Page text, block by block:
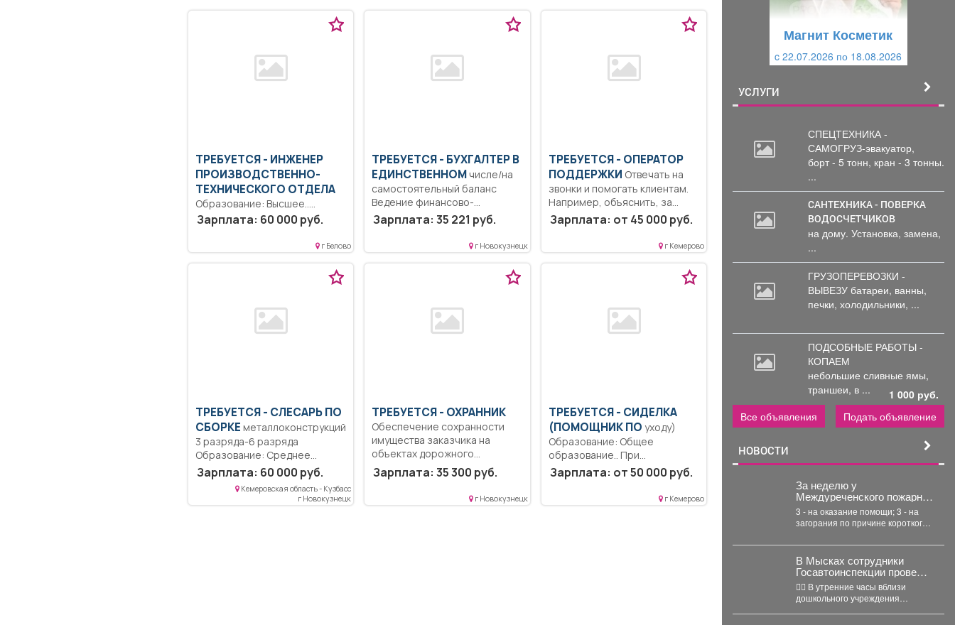
ТРЕБУЕТСЯ - ИНЖЕНЕР
ПРОИЗВОДСТВЕННО-
ТЕХНИЧЕСКОГО ОТДЕЛА
Образование: Высшее..
Организация, разработка и
контроль выполнения
предупредительных...
Зарплата: 60 000 руб.
г Белово
ТРЕБУЕТСЯ - БУХГАЛТЕР В
ЕДИНСТВЕННОМ числе/на
самостоятельный баланс
Ведение финансово-
хозяйственных операций,
учета обязательств и
Зарплата: 35 221 руб.
г Новокузнецк
ТРЕБУЕТСЯ - ОПЕРАТОР
ПОДДЕРЖКИ
звонки и помогать клиентам.
Например, объяснить, за...
Зарплата: от 45 000 руб.
г Кемерово
ТРЕБУЕТСЯ - СЛЕСАРЬ ПО
СБОРКЕ металлоконструкций
3 разряда-6 разряда
Образование: Среднее
профессиональное
Квалификация:
Ответственность.
Должностные обязанности...
Зарплата: 60 000 руб.
Кемеровская область - Кузбасс
г Новокузнецк
ТРЕБУЕТСЯ - ОХРАННИК
Обеспечение сохранности
имущества заказчика на
объектах дорожного
строительства.. Сменная...
Зарплата: 35 300 руб.
г Новокузнецк
ТРЕБУЕТСЯ - CИДЕЛКА
(ПОМОЩНИК ПО уходу)
Образование: Общее
образование.. При
осуществлении трудовой
функции приготовление
Зарплата: от 50 000 руб.
г Кемерово
Магнит Косметик
c 29.07.2026 по 25.08.2026
УСЛУГИ
СПЕЦТЕХНИКА -
САМОГРУЗ-эвакуатор,
борт - 5 тонн, кран - 3 тонны.
...
САНТЕХНИКА - ПОВЕРКА
ВОДОСЧЕТЧИКОВ
на дому. Установка, замена,
...
ГРУЗОПЕРЕВОЗКИ -
ВЫВЕЗУ батареи, ванны,
печки, холодильники, ...
ПОДСОБНЫЕ РАБОТЫ -
КОПАЕМ
небольшие сливные ямы,
траншеи, в ...
1 000 руб.
Все объявления
Подать объявление
НОВОСТИ
За неделю у
Междуреченского пожарно-
спасательного отряда
было 8 выездов
3 - на оказание помощи; 3 - на
загорания по причине короткого
В Мысках сотрудники
Госавтоинспекции провели
массовую проверку
соблюдения правил
перевозки юных
пассажиров
👮‍♂ В утренние часы вблизи
дошкольного учреждения